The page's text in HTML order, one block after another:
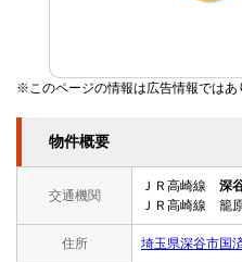
※このページの情報は広告情報ではあ
物件概要
交通機関
ＪＲ高崎線 深
ＪＲ高崎線 籠
住所 埼玉県深谷市国